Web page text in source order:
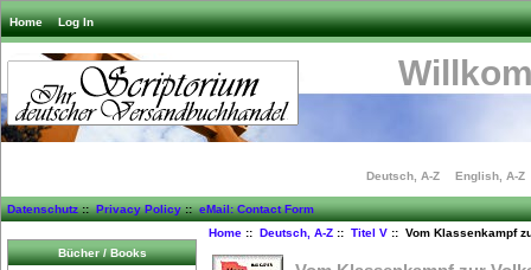
Home Log In
Deutsch, A-Z English, A-Z
Datenschutz::Privacy Policy::eMail: Contact Form
Bücher / Books
Home:: Deutsch, A-Z:: Titel V:: Vom Klassenkampf